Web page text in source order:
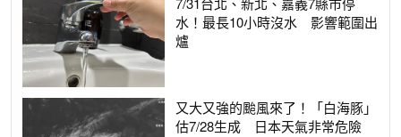
水！最長10小時沒水 影響範圍出
爐
又大又強的颱風來了！「白海豚」
估7/28生成 日本天氣非常危險